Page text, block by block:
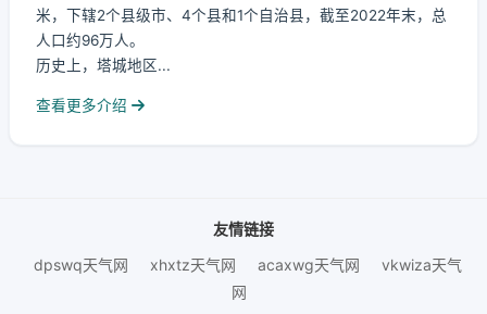
米，下辖2个县级市、4个县和1个自治县，截至2022年末，总
人口约96万人。
历史上，塔城地区...
查看更多介绍
友情链接
dpswq天气网
xhxtz天气网 acaxwg天气网
vkwiza天气
网